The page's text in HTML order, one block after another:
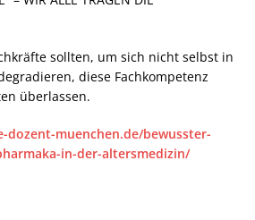
sollten, um sich nicht selbst in
diese Fachkompetenz
überlassen.
dozent-muenchen.de/bewusster-
in-der-altersmedizin/